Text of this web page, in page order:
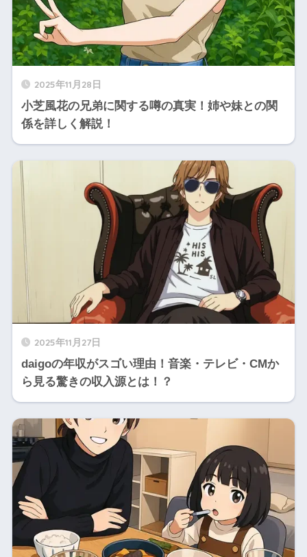
2025年11月28日
小芝風花の兄弟に関する噂の真実！姉や妹との関
係を詳しく解説！
2025年11月27日
daigoの年収がスゴい理由！音楽・テレビ・CMか
ら見る驚きの収入源とは！？